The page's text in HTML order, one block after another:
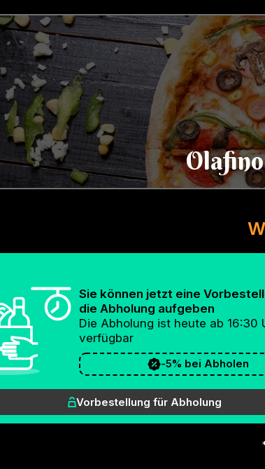
Sie können jetzt eine
die Abholung aufgeben
Die Abholung ist heute ab 16:30
verfügbar
-5% bei Abholen
Vorbestellung für Abholung